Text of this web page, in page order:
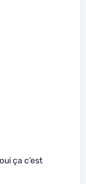
ça c’est